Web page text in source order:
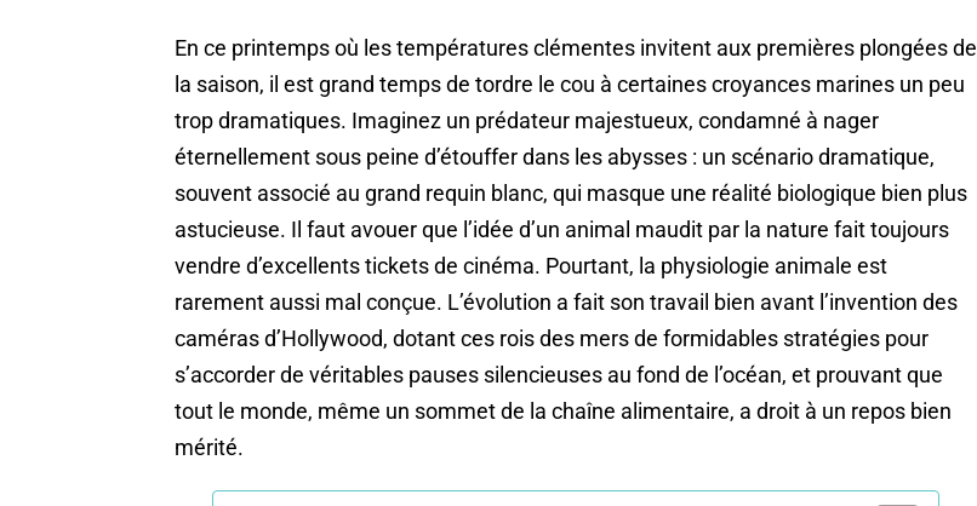
En ce printemps où les températures clémentes invitent aux premières plongées de
la saison, il est grand temps de tordre le cou à certaines croyances marines un peu
trop dramatiques. Imaginez un prédateur majestueux, condamné à nager
éternellement sous peine d’étouffer dans les abysses : un scénario dramatique,
souvent associé au grand requin blanc, qui masque une réalité biologique bien plus
astucieuse. Il faut avouer que l’idée d’un animal maudit par la nature fait toujours
vendre d’excellents tickets de cinéma. Pourtant, la physiologie animale est
rarement aussi mal conçue. L’évolution a fait son travail bien avant l’invention des
caméras d’Hollywood, dotant ces rois des mers de formidables stratégies pour
s’accorder de véritables pauses silencieuses au fond de l’océan, et prouvant que
tout le monde, même un sommet de la chaîne alimentaire, a droit à un repos bien
mérité.